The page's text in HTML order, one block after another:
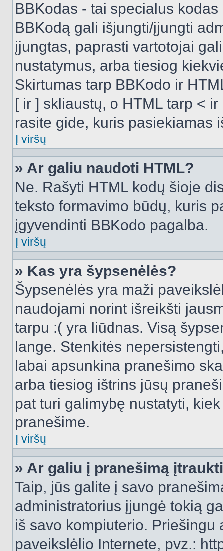
BBKodas - tai specialus
BBKodą gali išjungti/įjungti
įjungtas, paprasti vartotojai
nustatymus, arba tiesiog
Skirtumas tarp BBKodo ir
[ ir ] skliaustų, o HTML tarp <
rasite gide, kuris pasiekiamas
Į viršų
» Ar galiu naudoti HTML?
Ne. Rašyti HTML kodų šioje
teksto formavimo būdų, kuris
įgyvendinti BBKodo pagalba.
Į viršų
» Kas yra šypsenėlės?
Šypsenėlės yra maži
naudojami norint išreikšti
tarpu :( yra liūdnas. Visą
lange. Stenkitės
labai apsunkina pranešimo
arba tiesiog ištrins jūsų
pat turi galimybę nustatyti,
pranešime.
Į viršų
» Ar galiu į pranešimą
Taip, jūs galite į savo
administratorius įjungė tokią
iš savo kompiuterio.
paveikslėlio Internete, pvz.: